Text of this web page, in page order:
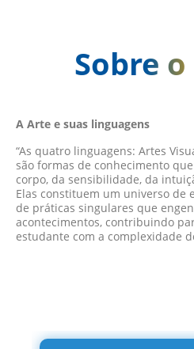
Sobre
A Arte e suas linguagens
“As quatro linguagens: Artes
são formas de conhecimento
corpo, da sensibilidade, da
Elas constituem um universo de
de práticas singulares que
acontecimentos, contribuindo
estudante com a complexidade